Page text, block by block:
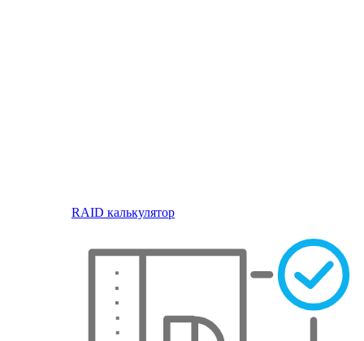
RAID калькулятор